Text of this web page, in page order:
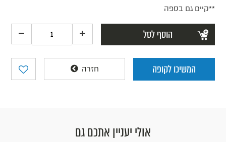
**קיים גם בספה
הוסף לסל
המשיכו לקופה חזרה
אולי יעניין אתכם גם